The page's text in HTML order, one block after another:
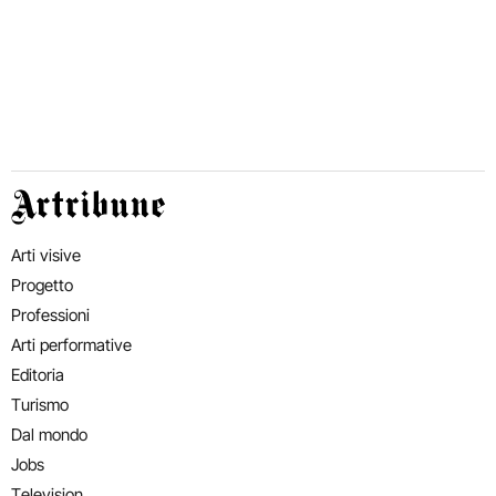
Artribune
Arti visive
Progetto
Professioni
Arti performative
Editoria
Turismo
Dal mondo
Jobs